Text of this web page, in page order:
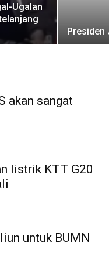
Ugalan
Presiden
akan sangat
listrik KTT G20
untuk BUMN